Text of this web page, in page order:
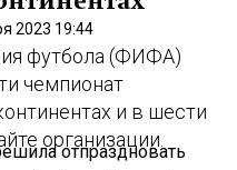
2023 19:44
футбола (ФИФА)
чемпионат
и в шести
организации.
отпраздновать